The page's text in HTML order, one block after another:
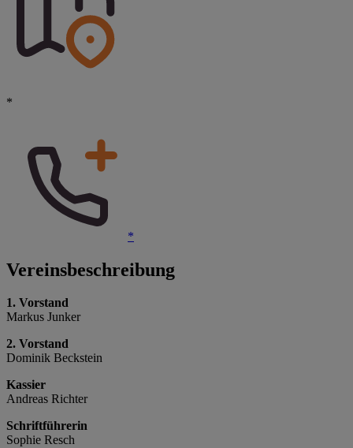
*
*
Vereinsbeschreibung
1. Vorstand
Markus Junker
2. Vorstand
Dominik Beckstein
Kassier
Andreas Richter
Schriftführerin
Sophie Resch